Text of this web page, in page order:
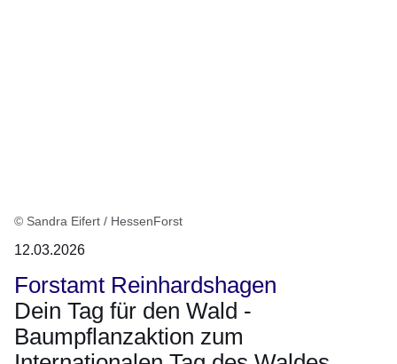
© Sandra Eifert / HessenForst
12.03.2026
Forstamt Reinhardshagen
Dein Tag für den Wald -
Baumpflanzaktion zum